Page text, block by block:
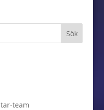
team